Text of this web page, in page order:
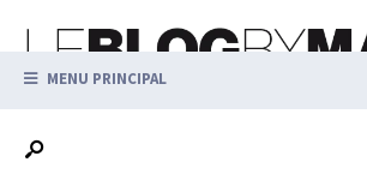
MENU PRINCIPAL